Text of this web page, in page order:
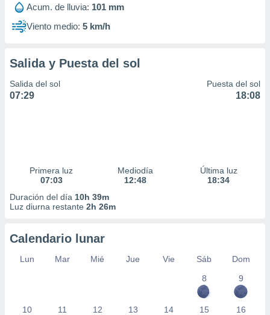
de
Acum. de lluvia: 101 mm
Viento medio: 5 km/h
Salida y Puesta del sol
Salida del sol
07:29
Puesta del sol
18:08
Primera luz
07:03
Mediodía
12:48
Última luz
18:34
Duración del día 10h 39m
Luz diurna restante 2h 26m
Calendario lunar
Lun Mar Mié Jue Vie Sáb
Dom
8
9
10 11 12 13 14 15 16